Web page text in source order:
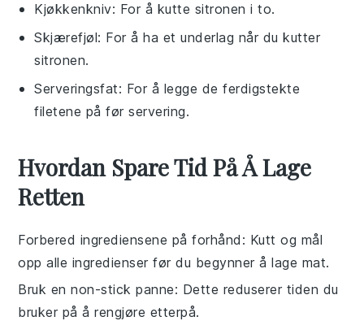
Kjøkkenkniv: For å kutte sitronen i to.
Skjærefjøl: For å ha et underlag når du kutter
sitronen.
Serveringsfat: For å legge de ferdigstekte
filetene på før servering.
Hvordan Spare Tid På Å Lage
Retten
Forbered ingrediensene på forhånd : Kutt og mål
opp alle ingredienser før du begynner ålage mat.
Bruk en non-stick panne: Dette reduserer tiden du
bruker på å rengjøre etterpå.